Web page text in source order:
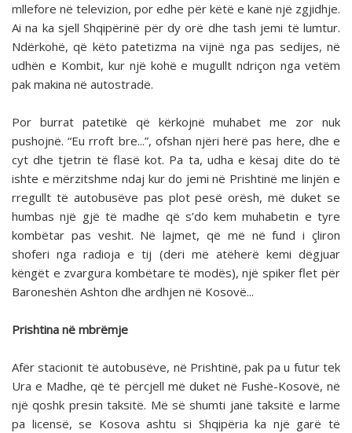
mllefore në televizion, por edhe për këtë e kanë një zgjidhje.
Ai na ka sjell Shqipërinë për dy orë dhe tash jemi të lumtur.
Ndërkohë, që këto patetizma na vijnë nga pas sedijes, në
udhën e Kombit, kur një kohë e mugullt ndriçon nga vetëm
pak makina në autostradë.
Por burrat patetikë që kërkojnë muhabet me zor nuk
pushojnë. “Eu rroft bre...”, ofshan njëri herë pas here, dhe e
cyt dhe tjetrin të flasë kot. Pa ta, udha e kësaj dite do të
ishte e mërzitshme ndaj kur do jemi në Prishtinë me linjën e
rregullt të autobusëve pas plot pesë orësh, më duket se
humbas një gjë të madhe që s’do kem muhabetin e tyre
kombëtar pas veshit. Në lajmet, që më në fund i çliron
shoferi nga radioja e tij (deri më atëherë kemi dëgjuar
këngët e zvargura kombëtare të modës), një spiker flet për
Baroneshën Ashton dhe ardhjen në Kosovë...
Prishtina në mbrëmje
Afër stacionit të autobusëve, në Prishtinë, pak pa u futur tek
Ura e Madhe, që të përcjell më duket në Fushë-Kosovë, në
një qoshk presin taksitë. Më së shumti janë taksitë e larme
pa licensë, se Kosova ashtu si Shqipëria ka një garë të